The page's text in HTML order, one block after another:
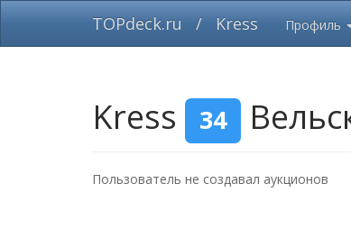
TOPdeck.ru / Kress Профиль
Kress 34
Пользователь не создавал аукционов